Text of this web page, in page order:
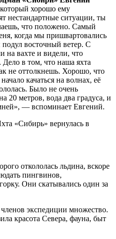
который хорошо ему
нестандартные ситуации, ты
что положено. Самый
когда мы пришвартовались
подул восточный ветер. С
на вахте и видели, что
в том, что наша яхта
не оттолкнешь. Хорошо, что
качаться на волнах, её
Было не очень
20 метров, вода два градуса, и
— вспоминает Евгений.
откололась льдина, вскоре
пингвинов,
Они скатывались один за
экспедиции множество.
красота Севера, фауна, быт